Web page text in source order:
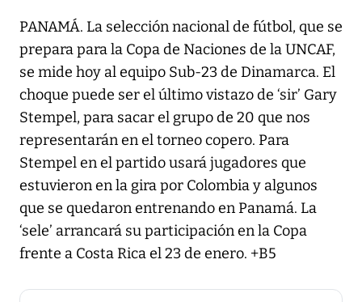
PANAMÁ. La selección nacional de fútbol, que se
prepara para la Copa de Naciones de la UNCAF,
se mide hoy al equipo Sub-23 de Dinamarca. El
choque puede ser el último vistazo de ‘sir’ Gary
Stempel, para sacar el grupo de 20 que nos
representarán en el torneo copero. Para
Stempel en el partido usará jugadores que
estuvieron en la gira por Colombia y algunos
que se quedaron entrenando en Panamá. La
‘sele’ arrancará su participación en la Copa
frente a Costa Rica el 23 de enero. +B5